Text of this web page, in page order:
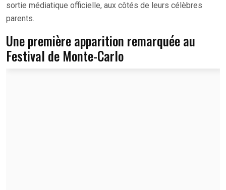
sortie médiatique officielle, aux côtés de leurs célèbres
parents.
Une première apparition remarquée au
Festival de Monte-Carlo